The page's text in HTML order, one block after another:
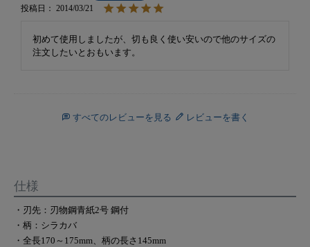
投稿日
2014/03/21
初めて使用しましたが、切も良く使い安いので他のサイズの
注文したいとおもいます。
すべてのレビューを見る レビューを書く
仕様
・刃先：刃物鋼青紙2号 鋼付
・柄：シラカバ
・全長170～175mm、柄の長さ145mm